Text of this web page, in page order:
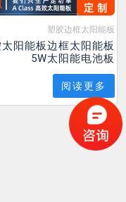
塑胶边框太阳能板
阳能板边框太阳能板
5W太阳能电池板
阅读更多